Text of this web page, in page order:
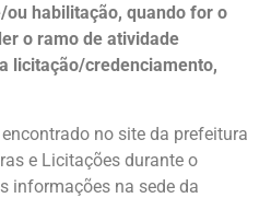
habilitação, quando for o
o ramo de atividade
licitação/credenciamento,
no site da prefeitura
e Licitações durante o
informações na sede da